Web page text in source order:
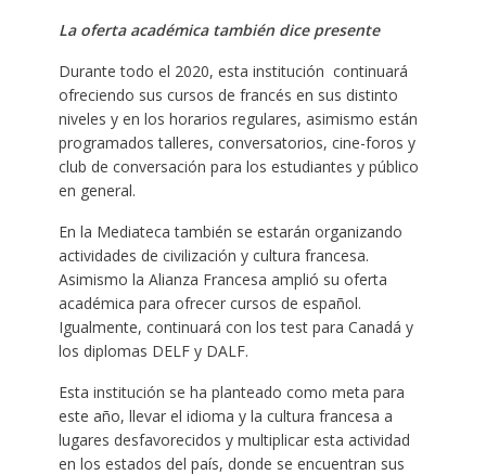
La oferta académica también dice presente
Durante todo el 2020, esta institución continuará
ofreciendo sus cursos de francés en sus distinto
niveles y en los horarios regulares, asimismo están
programados talleres, conversatorios, cine-foros y
club de conversación para los estudiantes y público
en general.
En la Mediateca también se estarán organizando
actividades de civilización y cultura francesa.
Asimismo la Alianza Francesa amplió su oferta
académica para ofrecer cursos de español.
Igualmente, continuará con los test para Canadá y
los diplomas DELF y DALF.
Esta institución se ha planteado como meta para
este año, llevar el idioma y la cultura francesa a
lugares desfavorecidos y multiplicar esta actividad
en los estados del país, donde se encuentran sus